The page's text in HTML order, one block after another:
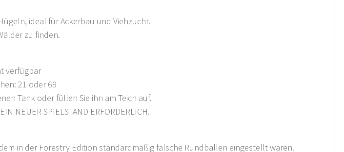
ideal für Ackerbau und Viehzucht.
zu finden.
verfügbar
21 oder 69
Tank oder füllen Sie ihn am Teich auf.
NEUER SPIELSTAND ERFORDERLICH.
in der Forestry Edition standardmäßig falsche Rundballen eingestellt waren.